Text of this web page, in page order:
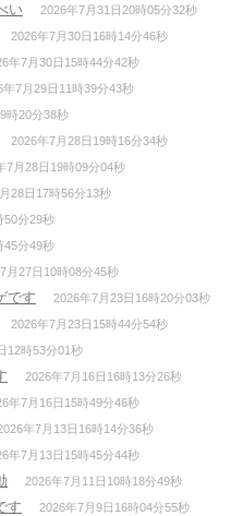
い 2026年7月31日20時05分32秒
2026年7月30日16時14分46秒
年7月30日15時44分42秒
年7月29日11時39分43秒
時20分38秒
2026年7月28日19時16分34秒
7月28日19時09分04秒
28日17時56分13秒
50分29秒
45分49秒
月27日10時08分45秒
です 2026年7月23日16時20分03秒
2026年7月23日15時44分54秒
12時53分01秒
2026年7月16日16時13分26秒
年7月16日15時49分46秒
年7月13日16時14分36秒
年7月13日15時45分44秒
2026年7月11日10時18分49秒
す 2026年7月9日16時04分55秒